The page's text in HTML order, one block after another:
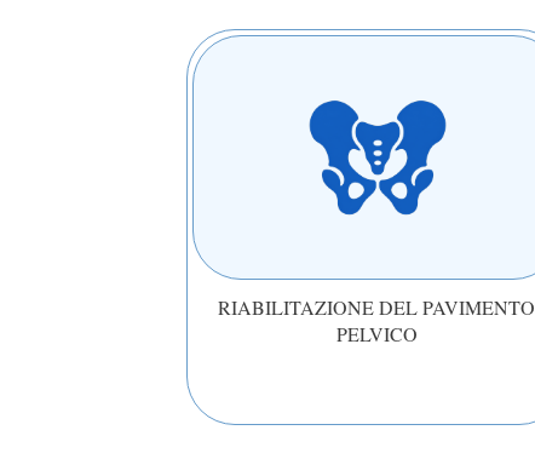
RIABILITAZIONE DEL PAVIMENTO
PELVICO